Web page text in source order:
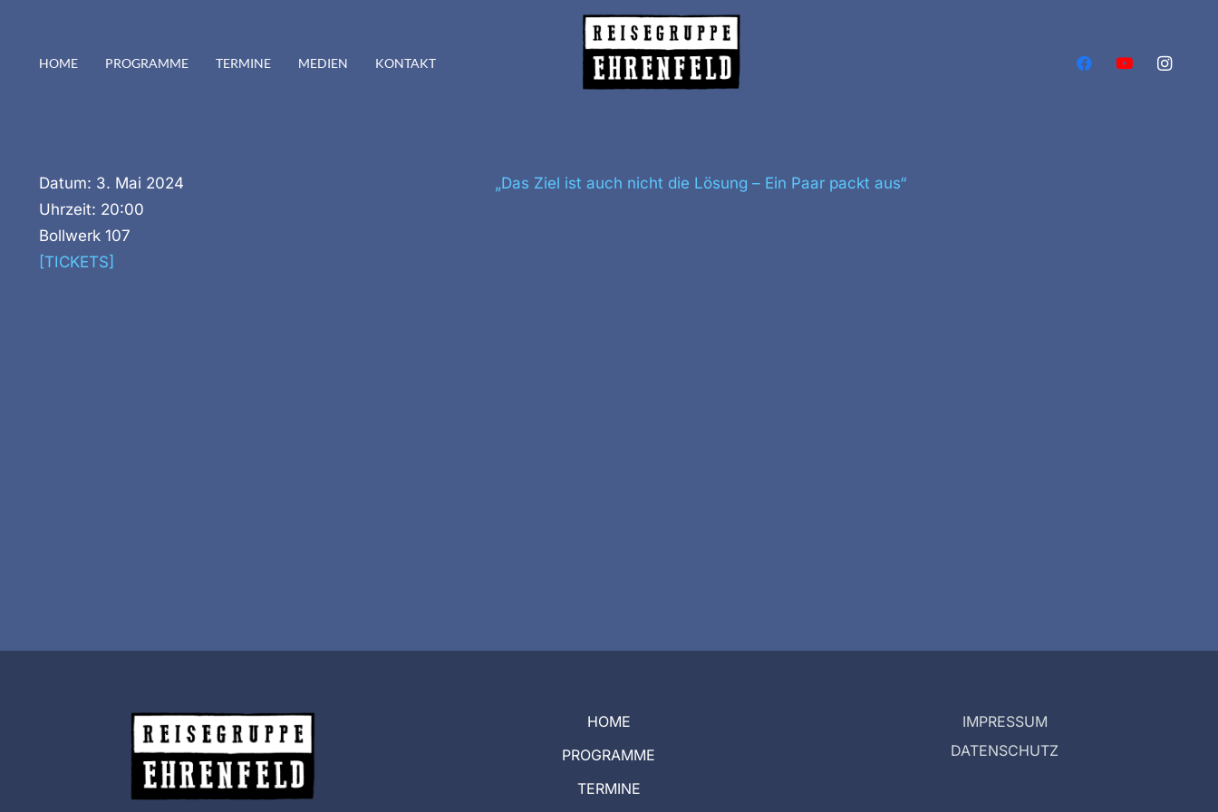
HOME PROGRAMME TERMINE MEDIEN KONTAKT
Datum: 3. Mai 2024
Uhrzeit: 20:00
Bollwerk 107
[TICKETS]
„Das Ziel ist auch nicht die Lösung – Ein Paar packt aus“
HOME
PROGRAMME
TERMINE
IMPRESSUM
DATENSCHUTZ